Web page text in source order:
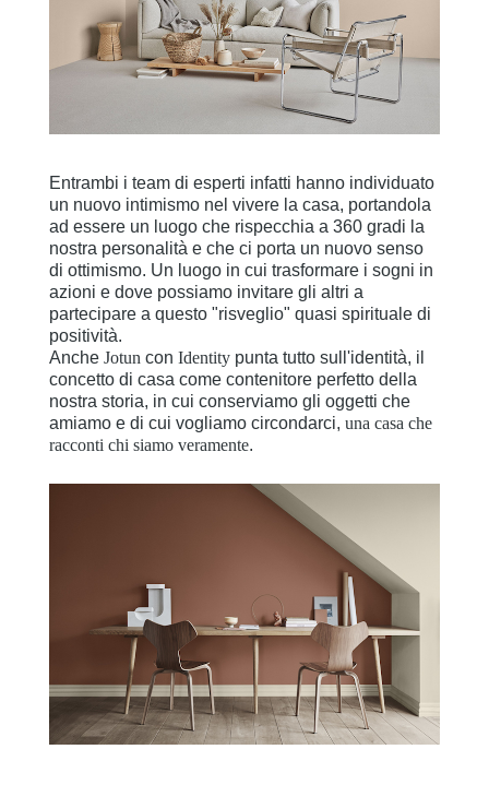
Entrambi i team di esperti infatti hanno individuato
un nuovo intimismo nel vivere la casa, portandola
ad essere un luogo che rispecchia a 360 gradi la
nostra personalità e che ci porta un nuovo senso
di ottimismo. Un luogo in cui trasformare i sogni in
azioni e dove possiamo invitare gli altri a
partecipare a questo "risveglio" quasi spirituale di
positività.
Anche Jotun con Identity punta tutto sull'identità, il
concetto di casa come contenitore perfetto della
nostra storia, in cui conserviamo gli oggetti che
amiamo e di cui vogliamo circondarci, una casa che
racconti chi siamo veramente.